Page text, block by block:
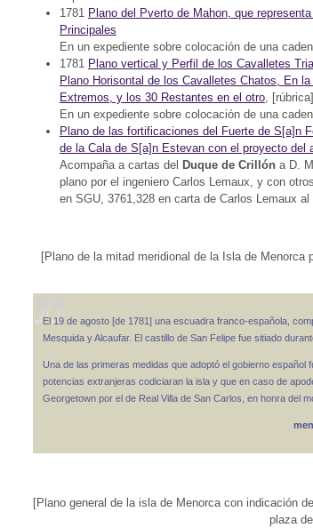
1781 Plano del Pverto de Mahon, que
Principales
En un expediente sobre colocación de una
1781 Plano vertical y Perfil de los Cavalletes
Plano Horisontal de los Cavalletes Chatos, En
Extremos, y los 30 Restantes en el otro,
En un expediente sobre colocación de una
Plano de las fortificaciones del Fuerte de S[a]n
de la Cala de S[a]n Estevan con el proyecto del
Acompaña a cartas del Duque de Crillóna D.
plano por el ingeniero Carlos Lemaux, y con
en SGU, 3761,328 en carta de Carlos Lemaux
[Plano de la mitad meridional de la Isla de
El 19 de agosto [de 1781] una escuadra franco-española,
Mesquida y Alcaufar. El castillo de San Felipe fue sitiado
Una de las primeras medidas que adoptó el gobierno
potencias extranjeras codiciaran la isla y que en caso de
Georgetown por el de Real Villa de San Carlos, en honra del
[Plano general de la isla de Menorca con indicación
plaza